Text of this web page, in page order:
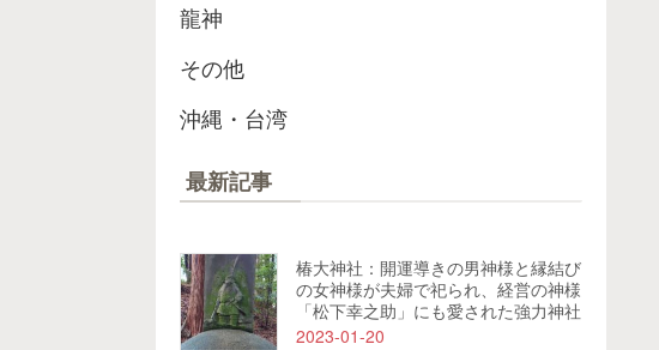
龍神
その他
沖縄・台湾
最新記事
椿大神社：開運導きの男神様と縁結び
の女神様が夫婦で祀られ、経営の神様
「松下幸之助」にも愛された強力神社
2023-01-20